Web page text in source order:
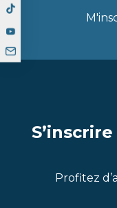
Profitez